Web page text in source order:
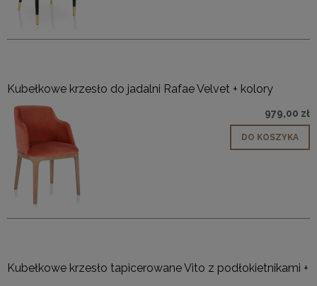
Kubełkowe krzesło do jadalni Rafae Velvet + kolory
979,00 zł
DO KOSZYKA
Kubełkowe krzesło tapicerowane Vito z podłokietnikami +